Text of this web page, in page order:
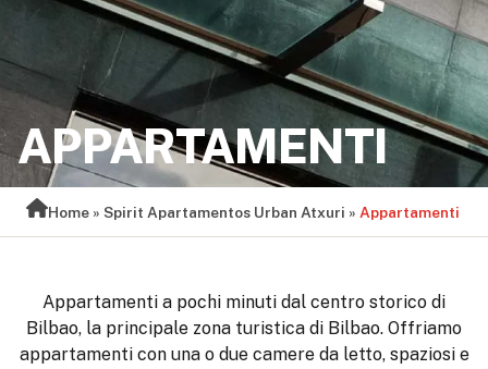
APPARTAMENTI
Home »Spirit Apartamentos Urban Atxuri » Appartamenti
Appartamenti a pochi minuti dal centro storico di
Bilbao, la principale zona turistica di Bilbao. Offriamo
appartamenti con una o due camere da letto, spaziosi e